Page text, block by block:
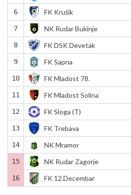
6 FK Krušik
7 NK Rudar Bukinje
8 FK DSK Devetak
9 FK Sapna
10 FK Mladost 78.
11 FK Mladost Solina
12 FK Sloga (T)
13 FK Trebava
14 NK Mramor
15 NK Rudar Zagorje
16 FK 12.Decembar